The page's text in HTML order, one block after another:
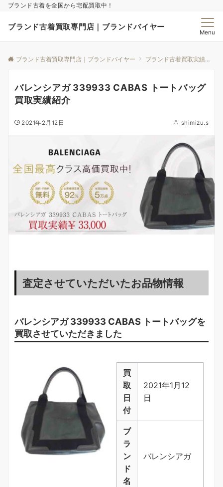
ブランド古着を全国から宅配買取中！
ブランド古着買取専門店｜ブランドバイヤー
Menu
ブランド古着買取専門店｜ブランドバイヤー ブランド古着買取実績｜ブランドバイヤー
バレンシアガ 339933 CABAS トートバッグ
買取実績紹介
2021年2月12日 shimizu.s
査定させていただいたお品物情報
バレンシアガ 339933 CABAS トートバッグを
買取させていただきました
買
取
日
付
2021年1月12
日
ブ
ラ
ン
ド
名
バレンシアガ